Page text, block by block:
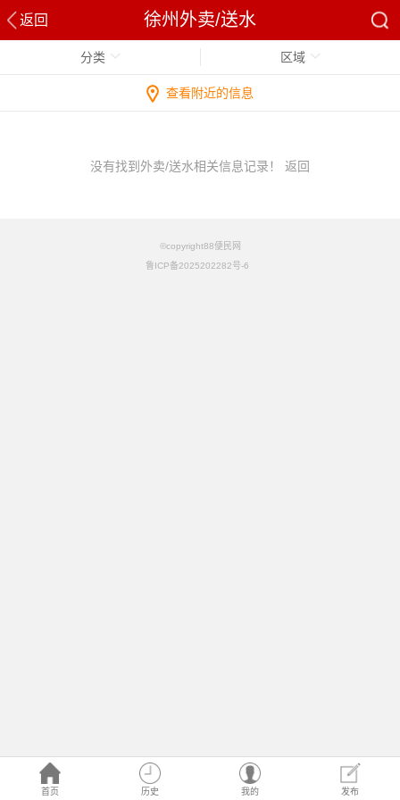
返回 徐州外卖/送水
首页 历史 我的 发布
分类 区域
查看附近的信息
没有找到外卖/送水相关信息记录！ 返回
©copyright88便民网
鲁ICP备2025202282号-6